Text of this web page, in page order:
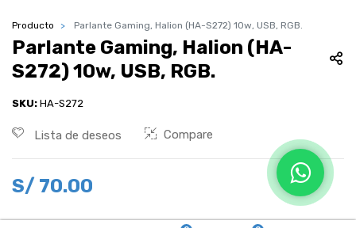
Producto Parlante Gaming, Halion (HA-S272) 10w, USB, RGB.
Parlante Gaming, Halion (HA-
S272) 10w, USB, RGB.
SKU: HA-S272
Lista de deseos Compare
S/ 70.00